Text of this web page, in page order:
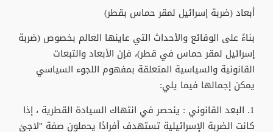
أبعاد (ضربة إسرائيل لمقر حماس بقطر)
بناءً على الوقائع والأحداث التي عاينها العالم بخصوص (ضربة
إسرائيل لمقر حماس في قطر)، فإن الأبعاد والتبعات
القانونية والسياسية المتعلقة بمفهوم اللجوء السياسي
يمكن إجمالها فيما يلي:
1. البعد القانوني : ينحصر في انتهاك السيادة القطرية ، إذا
كانت الضربة الإسرائيلية تستهدف أفرادًا يحملون صفة "لاجئ